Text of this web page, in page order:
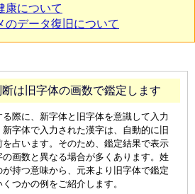
康について
のデータ復旧について
は旧字体の画数で鑑定します
際に、新字体と旧字体を意識して入力
字体で入力された漢字は、自動的に旧
占います。そのため、鑑定結果で表示
画数と異なる場合が多くあります。姓
持つ意味から、元来より旧字体で鑑定
つかの例をご紹介します。